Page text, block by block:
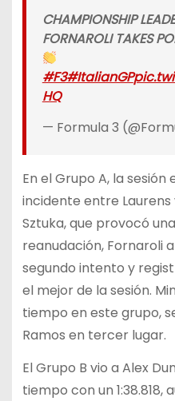
CHAMPIONSHIP
FORNAROLI TAKES
#F3#ItalianGP
HQ
— Formula 3
En el Grupo A, la
incidente entre
Sztuka, que provocó
reanudación, Fornaroli
segundo intento y
el mejor de la sesión.
tiempo en este grupo,
Ramos en tercer lugar.
El Grupo B vio a Alex
tiempo con un 1:38.818,